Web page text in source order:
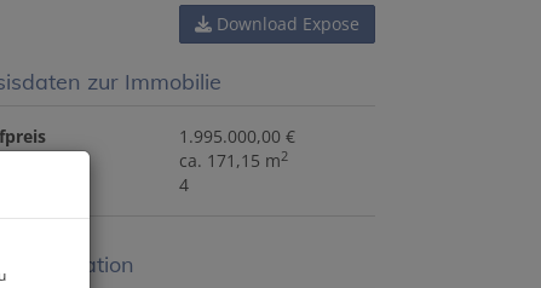
Download Expose
zur Immobilie
1.995.000,00 €
ca. 171,15 m2
4